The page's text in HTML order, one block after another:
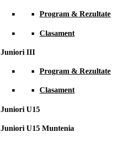
Program & Rezultate
Clasament
Juniori III
Program & Rezultate
Clasament
Juniori U15
Juniori U15 Muntenia